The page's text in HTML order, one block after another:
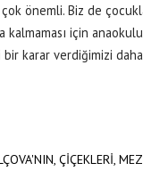
önemli. Biz de
için
karar verdiğimizi
ÇİÇEKLERİ,